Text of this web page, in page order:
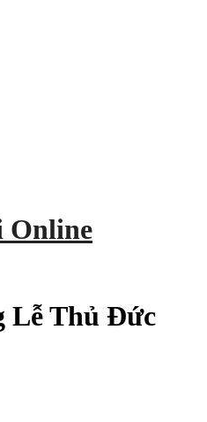
Online
Lễ Thủ Đức